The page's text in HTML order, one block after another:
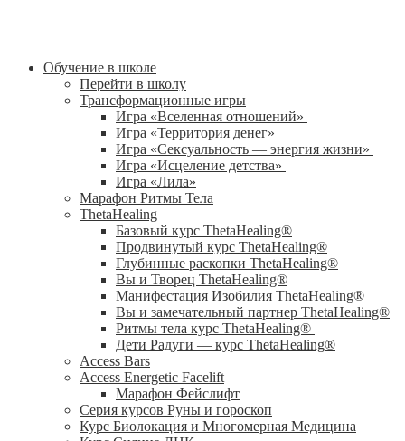
Обучение в школе
Перейти в школу
Трансформационные игры
Игра «Вселенная отношений»
Игра «Территория денег»
Игра «Сексуальность — энергия жизни»
Игра «Исцеление детства»
Игра «Лила»
Марафон Ритмы Тела
ThetaHealing
Базовый курс ThetaHealing®
Продвинутый курс ThetaHealing®
Глубинные раскопки ThetaHealing®
Вы и Творец ThetaHealing®
Манифестация Изобилия ThetaHealing®
Вы и замечательный партнер ThetaHealing®
Ритмы тела курс ThetaHealing®
Дети Радуги — курс ThetaHealing®
Access Bars
Access Energetic Facelift
Марафон Фейслифт
Серия курсов Руны и гороскоп
Курс Биолокация и Многомерная Медицина